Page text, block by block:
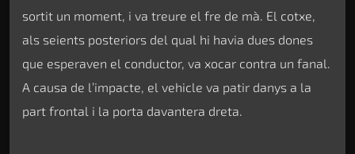
sortit un moment, i va treure el fre de mà. El cotxe,
als seients posteriors del qual hi havia dues dones
que esperaven el conductor, va xocar contra un fanal.
A causa de l’impacte, el vehicle va patir danys a la
part frontal i la porta davantera dreta.